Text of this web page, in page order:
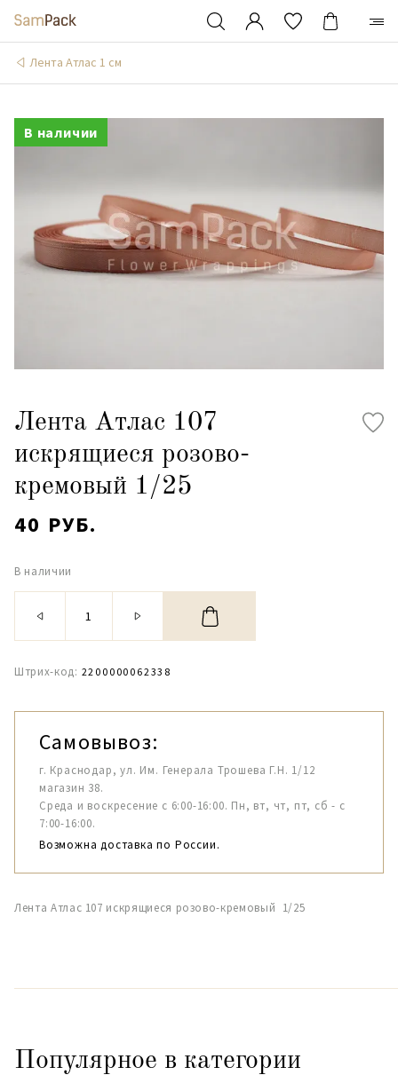
Лента Атлас 1 см
В наличии
Лента Атлас 107
искрящиеся розово-
кремовый 1/25
40 РУБ.
В наличии
Штрих-код: 2200000062338
Самовывоз:
г. Краснодар, ул. Им. Генерала Трошева Г.Н. 1/12
магазин 38.
Среда и воскресение с 6:00-16:00. Пн, вт, чт, пт, сб - с
7:00-16:00.
Возможна доставка по России.
Лента Атлас 107 искрящиеся розово-кремовый 1/25
Популярное в категории